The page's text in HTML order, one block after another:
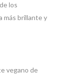
los
más brillante y
vegano de